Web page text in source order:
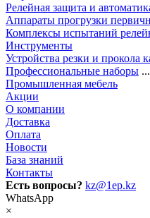
Релейная защита и
Аппараты прогрузки
Комплексы испытаний
Инструменты
Устройства резки и прокола
Профессиональные наборы ...
Промышленная мебель
Акции
О компании
Доставка
Оплата
Новости
База знаний
Контакты
Есть вопросы? kz@1ep.kz
WhatsApp
×